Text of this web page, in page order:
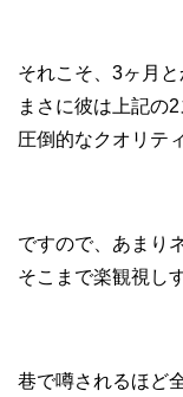
それこそ、3ヶ月
まさに彼は上記の
圧倒的なクオリテ
ですので、あまり
そこまで楽観視し
巷で噂されるほど